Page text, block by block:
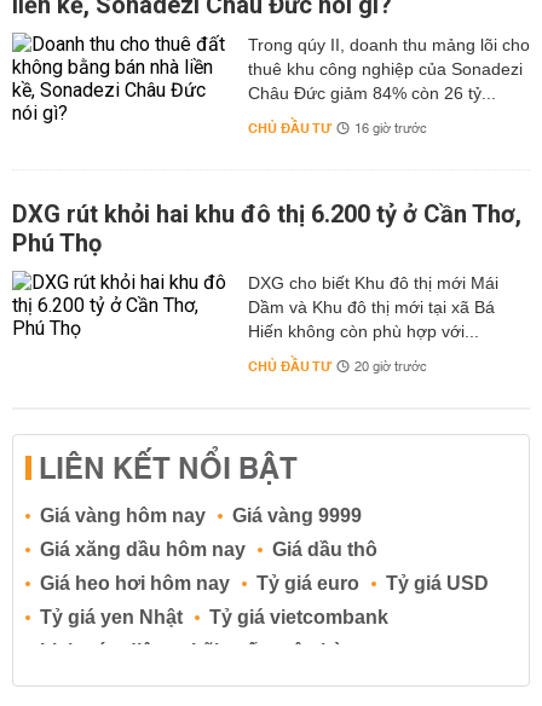
Trong qúy II, doanh thu mảng lõi cho
thuê khu công nghiệp của Sonadezi
Châu Đức giảm 84% còn 26 tỷ...
CHỦ ĐẦU TƯ 16 giờ trước
DXG rút khỏi hai khu đô thị 6.200 tỷ ở Cần Thơ,
Phú Thọ
DXG cho biết Khu đô thị mới Mái
Dầm và Khu đô thị mới tại xã Bá
Hiến không còn phù hợp với...
CHỦ ĐẦU TƯ 20 giờ trước
LIÊN KẾT NỔI BẬT
Giá vàng hôm nay
Giá vàng 9999
Giá xăng dầu hôm nay
Giá dầu thô
Giá heo hơi hôm nay
Tỷ giá euro
Tỷ giá USD
Tỷ giá yen Nhật
Tỷ giá vietcombank
Lịch cúp điện
Lãi suất ngân hàng
Lãi suất tiết kiệm
Lãi suất tiền gửi